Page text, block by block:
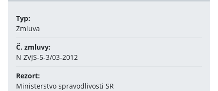
Typ:
Zmluva
Č. zmluvy:
N ZVJS-5-3/03-2012
Rezort:
Ministerstvo spravodlivosti SR